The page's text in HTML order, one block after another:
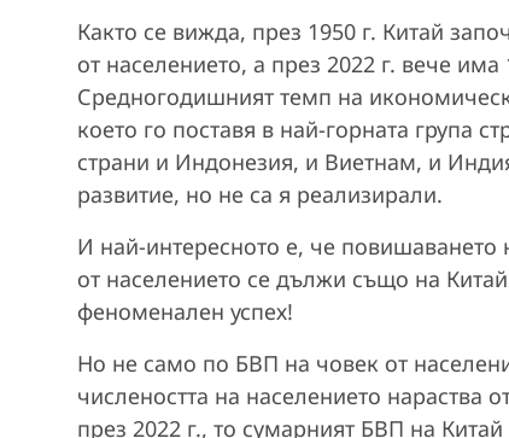
Както се вижда, през 1950 г. Китай
от населението, а през 2022 г. вече
Средногодишният темп на
което го поставя в най-горната група
страни и Индонезия, и Виетнам, и
развитие, но не са я реализирали.
И най-интересното е, че повишаването
от населението се дължи също на
феноменален успех!
Но не само по БВП на човек от
числеността на населението
през 2022 г., то сумарният БВП на